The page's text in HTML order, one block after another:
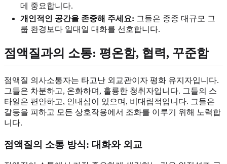
데 중요합니다.
개인적인 공간을 존중해 주세요: 그들은 종종 대규모 그
룹 환경보다 일대일 대화를 선호합니다.
점액질과의 소통: 평온함, 협력, 꾸준함
점액질 의사소통자는 타고난 외교관이자 평화 유지자입니다.
그들은 차분하고, 온화하며, 훌륭한 청취자입니다. 그들의 스
타일은 편안하고, 인내심이 있으며, 비대립적입니다. 그들은
갈등을 피하고 모든 상호작용에서 조화를 이루기 위해 노력합
니다.
점액질의 소통 방식: 대화와 외교